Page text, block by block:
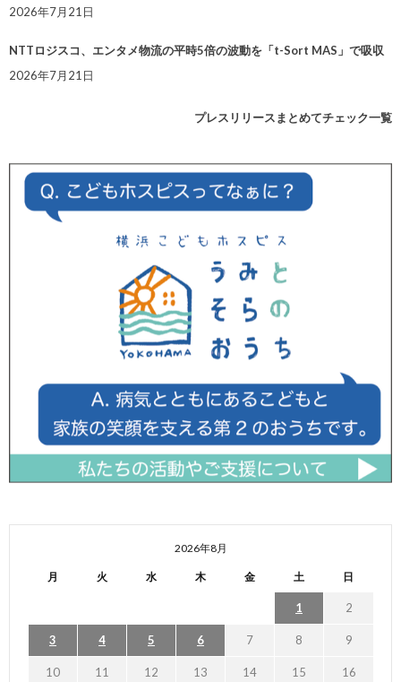
2026年7月21日
NTTロジスコ、エンタメ物流の平時5倍の波動を「t-Sort MAS」で吸収
2026年7月21日
プレスリリースまとめてチェック一覧
2026年8月
月 火 水 木 金 土 日
1 2
3 4 5 6 7 8 9
10 11 12 13 14 15 16